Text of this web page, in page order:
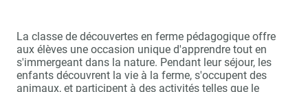
La classe de découvertes en ferme pédagogique offre
aux élèves une occasion unique d'apprendre tout en
s'immergeant dans la nature. Pendant leur séjour, les
enfants découvrent la vie à la ferme, s'occupent des
animaux, et participent à des activités telles que le